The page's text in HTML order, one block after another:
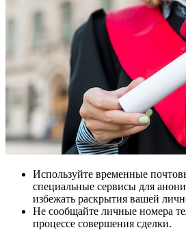
Используйте временные
специальные сервисы для
избежать раскрытия вашей
Не сообщайте личные номера
процессе совершения сделки.